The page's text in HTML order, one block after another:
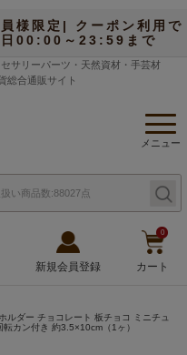
様限定| クーポン利用で
日00:00～23:59まで
サリーパーツ・天然資材・手芸材
総合通販サイト
メニュー
新規会員登録
0
カート
ルダー チョコレート 板チョコ ミニチュ
カン付き 約3.5×10cm（1ヶ）